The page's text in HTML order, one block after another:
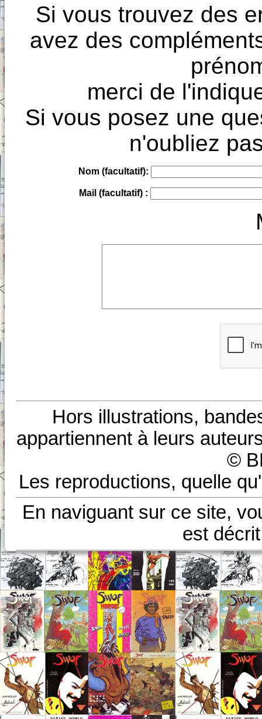
Si vous trouvez des
avez des
merci de
Si vous posez une
n'oubliez
Nom (facultatif):
Mail (facultatif) :
Hors illustrations,
appartiennent à leurs
©
Les reproductions, quelle
En naviguant sur ce site,
est